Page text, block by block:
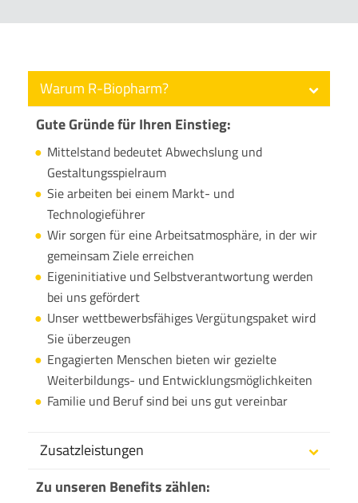
Warum R-Biopharm?
Gute Gründe für Ihren Einstieg:
Mittelstand bedeutet Abwechslung und
Gestaltungsspielraum
Sie arbeiten bei einem Markt- und
Technologieführer
Wir sorgen für eine Arbeitsatmosphäre, in der wir
gemeinsam Ziele erreichen
Eigeninitiative und Selbstverantwortung werden
bei uns gefördert
Unser wettbewerbsfähiges Vergütungspaket wird
Sie überzeugen
Engagierten Menschen bieten wir gezielte
Weiterbildungs- und Entwicklungsmöglichkeiten
Familie und Beruf sind bei uns gut vereinbar
Zusatzleistungen
Zu unseren Benefits zählen: